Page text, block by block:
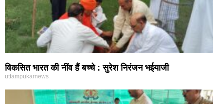
विकसित भारत की नींव हैं बच्चे : सुरेश निरंजन भईयाजी
uttampukarnews